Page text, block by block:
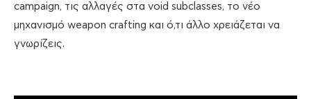
campaign, τις αλλαγές στα void subclasses, το νέο
μηχανισμό weapon crafting και ό,τι άλλο χρειάζεται να
γνωρίζεις.